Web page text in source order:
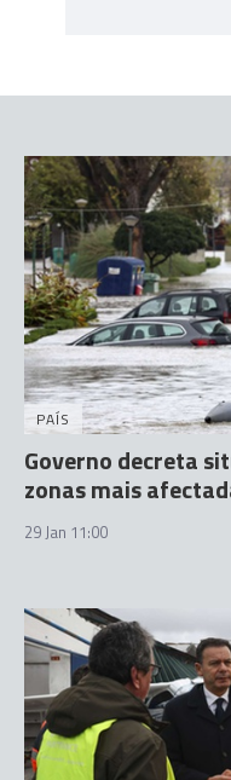
PAÍS
Governo decreta
zonas mais
29 Jan 11:00